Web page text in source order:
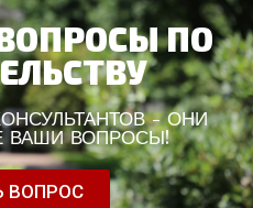
ПО
- ОНИ
ВАШИ ВОПРОСЫ!
ВОПРОС